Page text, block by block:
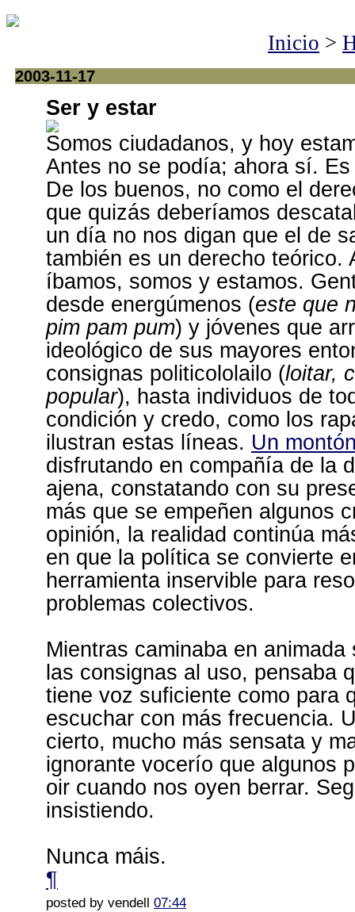
Inicio >
2003-11-17
Ser y estar
Somos ciudadanos, y hoy
Antes no se podía; ahora sí.
De los buenos, no como el
que quizás deberíamos
un día no nos digan que el de
también es un derecho teórico.
íbamos, somos y estamos.
desde energúmenos (este que
pim pam pum) y jóvenes que
ideológico de sus mayores
consignas politicololailo (loitar,
popular), hasta individuos de
condición y credo, como los
ilustran estas líneas. Un
disfrutando en compañía de la
ajena, constatando con su
más que se empeñen algunos
opinión, la realidad continúa
en que la política se convierte
herramienta inservible para
problemas colectivos.
Mientras caminaba en animada
las consignas al uso, pensaba
tiene voz suficiente como para
escuchar con más frecuencia.
cierto, mucho más sensata y
ignorante vocerío que algunos
oir cuando nos oyen berrar.
insistiendo.
Nunca máis.
¶
posted by vendell 07:44